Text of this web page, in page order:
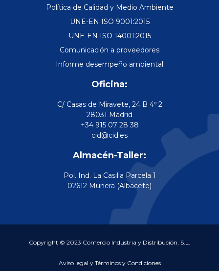
Política de Calidad y Medio Ambiente
UNE-EN ISO 9001:2015
UNE-EN ISO 14001:2015
Comunicación a proveedores
Informe desempeño ambiental
Oficina:
C/ Casas de Miravete, 24 B 4º 2
28031 Madrid
+34 915 07 28 38
cid@cid.es
Almacén-Taller:
Pol. Ind. La Casilla Parcela 1
02612 Munera (Albacete)
Copyright © 2023 Comercio Industria y Distribución, S.L.
Aviso legal y Términos y Condiciones